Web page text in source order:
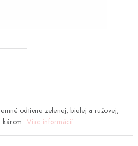
odtiene zelenej, bielej a ružovej,
károm Viac informácií